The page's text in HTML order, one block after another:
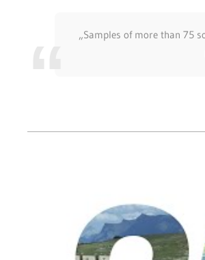
„Samples of more than 75